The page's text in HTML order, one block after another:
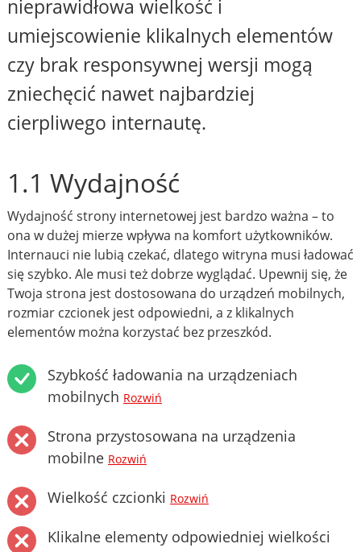
nieprawidłowa wielkość i
umiejscowienie klikalnych elementów
czy brak responsywnej wersji mogą
zniechęcić nawet najbardziej
cierpliwego internautę.
1.1 Wydajność
Wydajność strony internetowej jest bardzo ważna – to
ona w dużej mierze wpływa na komfort użytkowników.
Internauci nie lubią czekać, dlatego witryna musi ładować
się szybko. Ale musi też dobrze wyglądać. Upewnij się, że
Twoja strona jest dostosowana do urządzeń mobilnych,
rozmiar czcionek jest odpowiedni, a z klikalnych
elementów można korzystać bez przeszkód.
Szybkość ładowania na urządzeniach
mobilnych Rozwiń
Strona przystosowana na urządzenia
mobilne Rozwiń
Wielkość czcionki Rozwiń
Klikalne elementy odpowiedniej wielkości